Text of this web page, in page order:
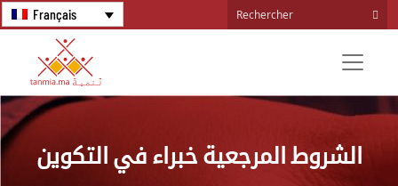
Français
الشروط المرجعية خبراء في التكوين